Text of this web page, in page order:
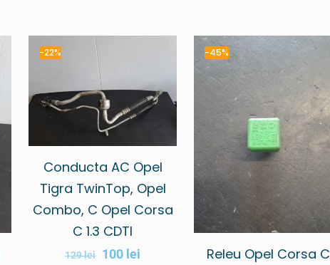
-22%
Conducta AC Opel
Tigra TwinTop, Opel
Combo, C Opel Corsa
C 1.3 CDTI
129lei 100 lei
-45%
Releu Opel Corsa C